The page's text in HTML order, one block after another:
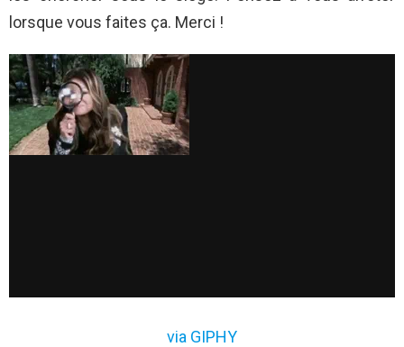
lorsque vous faites ça. Merci !
via GIPHY